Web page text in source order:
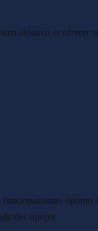
objetivo es ofrecer
óptimo
del equipo.